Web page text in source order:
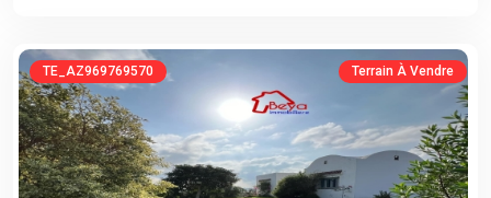
TE_AZ969769570 Terrain À Vendre